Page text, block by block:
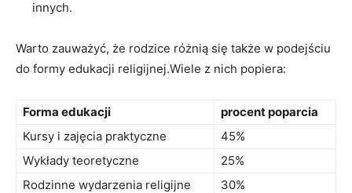
innych.
Warto zauważyć, że rodzice różnią się także w podejściu
do formy edukacji religijnej.Wiele z nich popiera:
Forma edukacji
procent poparcia
Kursy i zajęcia praktyczne
45%
Wykłady teoretyczne
25%
Rodzinne wydarzenia religijne
30%